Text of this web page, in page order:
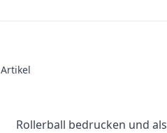
Artikel
Rollerball bedrucken und